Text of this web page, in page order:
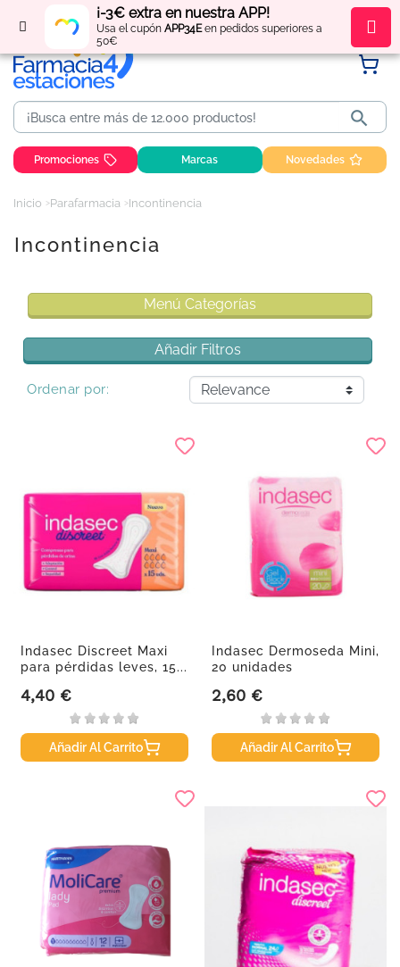
¡-3€ extra en nuestra APP!
Usa el cupón APP34Een pedidos superiores a
50€
Regístratey obténpuntos por tus compras

Promociones Marcas Novedades
Inicio Parafarmacia Incontinencia
Incontinencia
Menú Categorías
Añadir Filtros
Ordenar por:
Indasec Discreet Maxi
para pérdidas leves, 15...
Precio
4,40 €
Añadir Al Carrito
Indasec Dermoseda Mini,
20 unidades
Precio
2,60 €
Añadir Al Carrito